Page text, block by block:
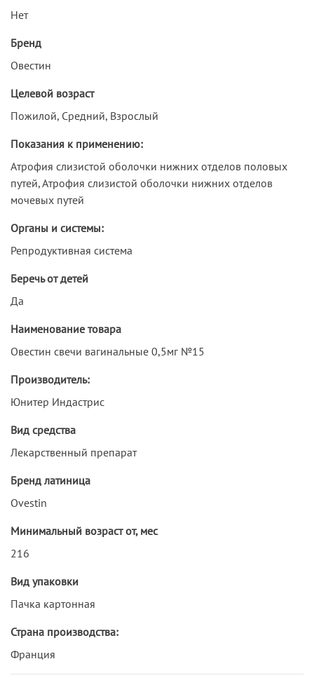
Нет
Бренд
Овестин
Целевой возраст
Пожилой, Средний, Взрослый
Показания к применению:
Атрофия слизистой оболочки нижних отделов половых
путей, Атрофия слизистой оболочки нижних отделов
мочевых путей
Органы и системы:
Репродуктивная система
Беречь от детей
Да
Наименование товара
Овестин свечи вагинальные 0,5мг №15
Производитель:
Юнитер Индастрис
Вид средства
Лекарственный препарат
Бренд латиница
Ovestin
Минимальный возраст от, мес
216
Вид упаковки
Пачка картонная
Страна производства:
Франция